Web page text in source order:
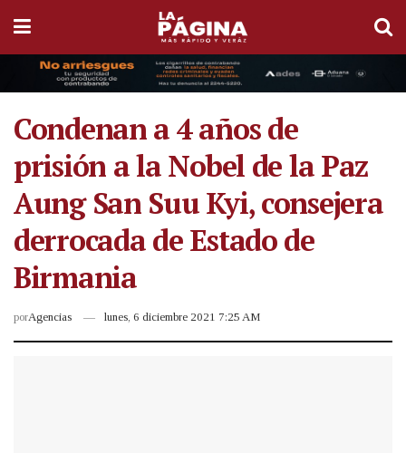
Condenan a 4 años de
prisión a la Nobel de la Paz
Aung San Suu Kyi, consejera
derrocada de Estado de
Birmania
porAgencias lunes, 6 diciembre 2021 7:25 AM